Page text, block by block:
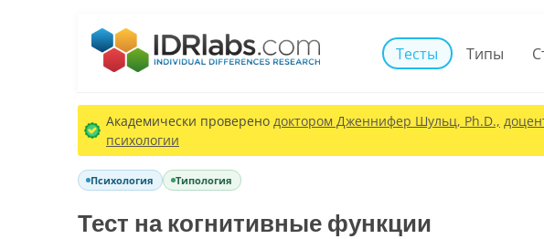
Тесты Типы
Академически проверено доктором Дженнифер Шульц, Ph.D.,
психологии
Психология Типология
Тест на когнитивные функции